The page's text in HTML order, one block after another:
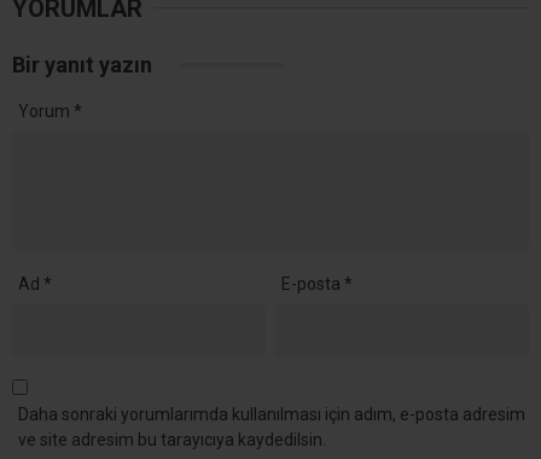
YORUMLAR
Bir yanıt yazın
Yorum *
Ad * E-posta *
Daha sonraki yorumlarımda kullanılması için adım, e-posta adresim
ve site adresim bu tarayıcıya kaydedilsin.